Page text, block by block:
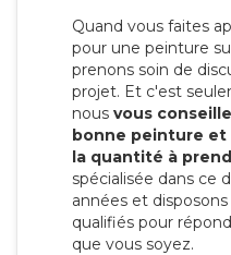
Quand vous faites
pour une peinture
prenons soin de
projet. Et c'est
nous vous
bonne peinture et
la quantité à
spécialisée dans ce
années et
qualifiés pour
que vous soyez.